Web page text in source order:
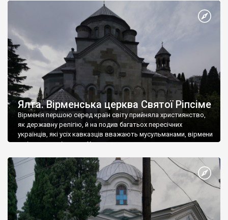
Херсонесі Володимир-язичник, став Василем-християнином.
А потім було Хрещення Русі. На честь Херсонесу Таврійського
Ялта. Вірменська церква Святої Ріпсіме
Вірменія першою серед країн світу прийняла християнство,
як державну релігію, й на подив багатьох пересічних
українців, які усіх кавказців вважають мусульманами, вірмени
є відданими вірянами Христа